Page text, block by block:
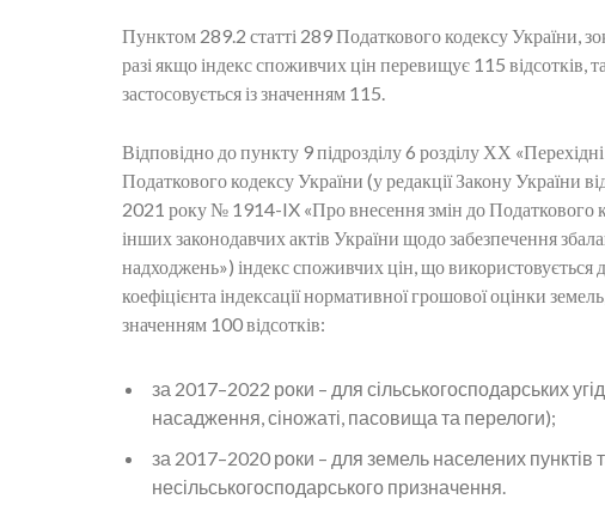
Пунктом 289.2 статті 289 Податкового кодексу України,
разі якщо індекс споживчих цін перевищує 115 відсотків,
застосовується із значенням 115.
Відповідно до пункту 9 підрозділу 6 розділу ХХ
Податкового кодексу України (у редакції Закону України
2021 року № 1914-IX «Про внесення змін до Податкового
інших законодавчих актів України щодо забезпечення
надходжень») індекс споживчих цін, що використовується
коефіцієнта індексації нормативної грошової оцінки
значенням 100 відсотків:
за 2017–2022 роки – для сільськогосподарських
насадження, сіножаті, пасовища та перелоги);
за 2017–2020 роки – для земель населених пунктів
несільськогосподарського призначення.